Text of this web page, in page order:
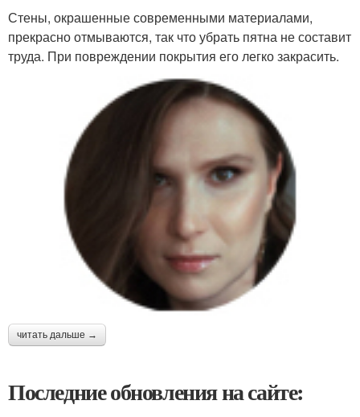
Стены, окрашенные современными материалами,
прекрасно отмываются, так что убрать пятна не составит
труда. При повреждении покрытия его легко закрасить.
читать дальше →
Последние обновления на сайте: